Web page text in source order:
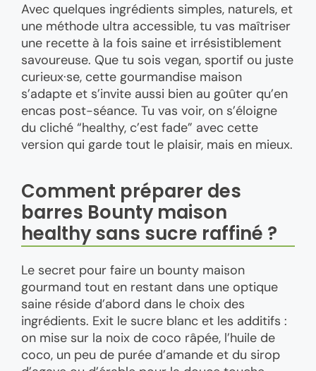
Avec quelques ingrédients simples, naturels, et
une méthode ultra accessible, tu vas maîtriser
une recette à la fois saine et irrésistiblement
savoureuse. Que tu sois vegan, sportif ou juste
curieux·se, cette gourmandise maison
s’adapte et s’invite aussi bien au goûter qu’en
encas post-séance. Tu vas voir, on s’éloigne
du cliché “healthy, c’est fade” avec cette
version qui garde tout le plaisir, mais en mieux.
Comment préparer des
barres Bounty maison
healthy sans sucre raffiné ?
Le secret pour faire un bounty maison
gourmand tout en restant dans une optique
saine réside d’abord dans le choix des
ingrédients. Exit le sucre blanc et les additifs :
on mise sur la noix de coco râpée, l’huile de
coco, un peu de purée d’amande et du sirop